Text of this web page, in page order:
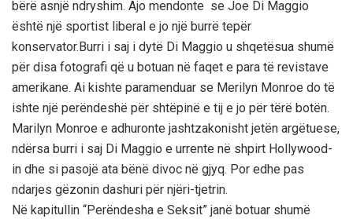
bёrё asnjё ndryshim. Ajo mendonte se Joe Di Maggio
ёshtё njё sportist liberal e jo njё burrё tepёr
konservator.Burri i saj i dytё Di Maggio u shqetёsua shumё
pёr disa fotografi qё u botuan nё faqet e para tё revistave
amerikane. Ai kishte paramenduar se Merilyn Monroe do tё
ishte njё perёndeshё pёr shtёpinё e tij e jo pёr tёrё botёn.
Marilyn Monroe e adhuronte jashtzakonisht jetёn argёtuese,
ndёrsa burri i saj Di Maggio e urrente nё shpirt Hollywood-
in dhe si pasojё ata bёnё divoc nё gjyq. Por edhe pas
ndarjes gёzonin dashuri pёr njёri-tjetrin.
Nё kapitullin “Perёndesha e Seksit” janё botuar shumё